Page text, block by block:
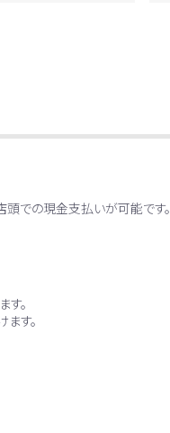
頭での現金支払いが可能です。
。
す。